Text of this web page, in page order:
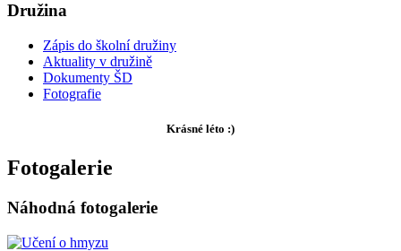
Družina
Zápis do školní družiny
Aktuality v družině
Dokumenty ŠD
Fotografie
Krásné léto :)
Fotogalerie
Náhodná fotogalerie